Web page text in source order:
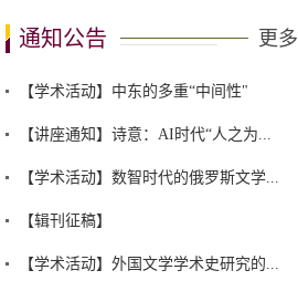
通知公告 更多
【学术活动】中东的多重“中间性"
【讲座通知】诗意：AI时代“人之为...
【学术活动】数智时代的俄罗斯文学...
【辑刊征稿】
【学术活动】外国文学学术史研究的...